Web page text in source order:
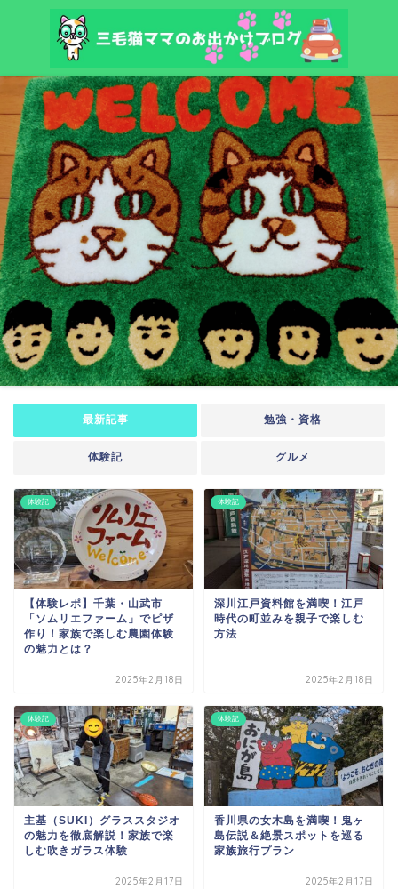
最新記事 勉強・資格
体験記 グルメ
体験記
【体験レポ】千葉・山武市
「ソムリエファーム」でピザ
作り！家族で楽しむ農園体験
の魅力とは？
2025年2月18日
体験記
深川江戸資料館を満喫！江戸
時代の町並みを親子で楽しむ
方法
2025年2月18日
体験記
主基（SUKI）グラススタジオ
の魅力を徹底解説！家族で楽
しむ吹きガラス体験
2025年2月17日
体験記
香川県の女木島を満喫！鬼ヶ
島伝説＆絶景スポットを巡る
家族旅行プラン
2025年2月17日